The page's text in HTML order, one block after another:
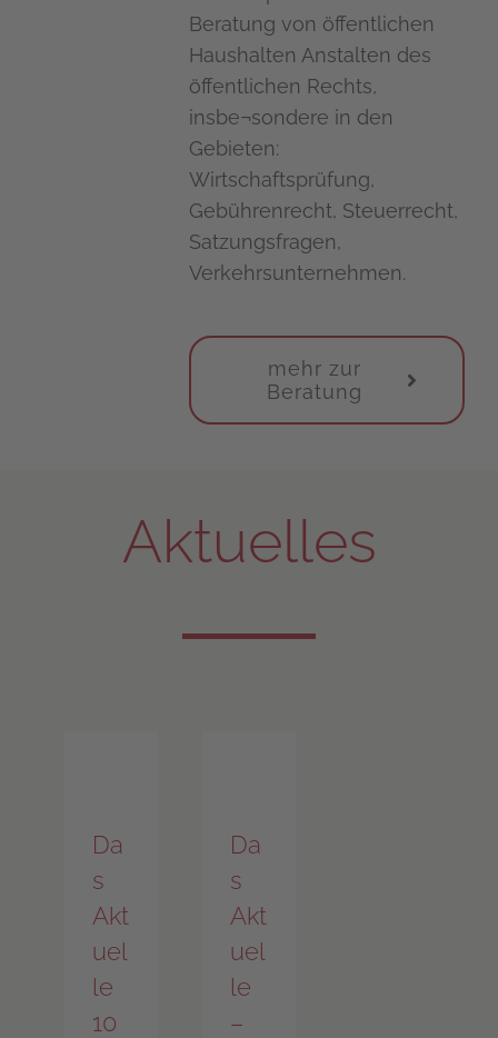
Beratung von öffentlichen
Haushalten Anstalten des
öffentlichen Rechts,
insbe¬sondere in den
Gebieten:
Wirtschaftsprüfung,
Gebührenrecht, Steuerrecht,
Satzungsfragen,
Verkehrsunternehmen.
mehr zur
Beratung
Aktuelles
Da
s
Akt
uel
le
10
Da
s
Akt
uel
le
–